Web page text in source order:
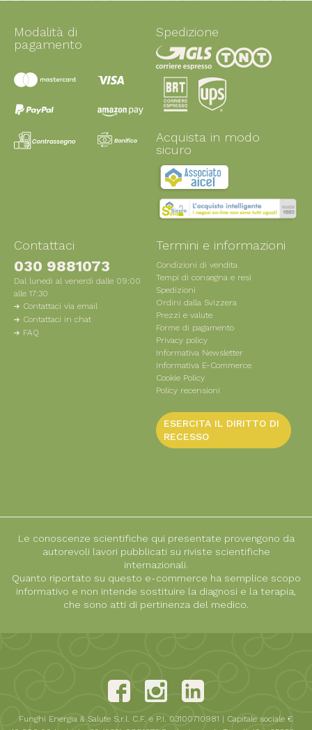
Modalità di
pagamento
Spedizione
Acquista in modo
sicuro
Contattaci
030 9881073
Dal lunedì al venerdì dalle 09:00
alle 17:30
Contattaci via email
Contattaci in chat
FAQ
Termini e informazioni
Condizioni di vendita
Tempi di consegna e resi
Spedizioni
Ordini dalla Svizzera
Prezzi e valute
Forme di pagamento
Privacy policy
Informativa Newsletter
Informativa E-Commerce
Cookie Policy
Policy recensioni
ESERCITA IL DIRITTO DI
RECESSO
Le conoscenze scientifiche qui presentate provengono da
autorevoli lavori pubblicati su riviste scientifiche
internazionali.
Quanto riportato su questo e-commerce ha semplice scopo
informativo e non intende sostituire la diagnosi e la terapia,
che sono atti di pertinenza del medico.
Funghi Energia & Salute S.r.l. C.F. e P.I. 03100710981 | Capitale sociale €